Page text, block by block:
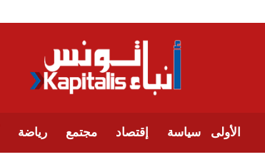
الأولى سياسة إقتصاد مجتمع رياضة